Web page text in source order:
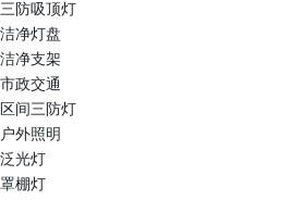
三防吸顶灯
洁净灯盘
洁净支架
市政交通
区间三防灯
户外照明
泛光灯
罩棚灯